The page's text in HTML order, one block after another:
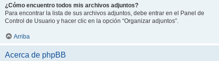
¿Cómo encuentro todos mis archivos adjuntos?
Para encontrar la lista de sus archivos adjuntos, debe entrar en el Panel de
Control de Usuario y hacer clic en la opción “Organizar adjuntos”.
Arriba
Acerca de phpBB